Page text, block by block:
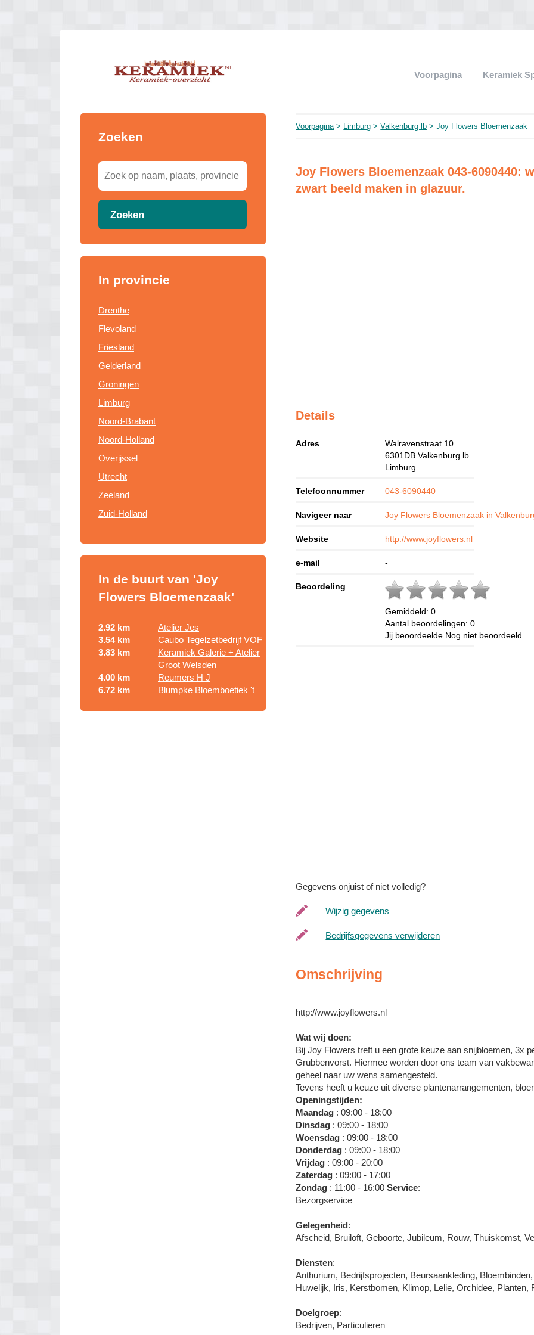
Voorpagina Keramiek
Zoeken
Zoeken
In provincie
Drenthe
Flevoland
Friesland
Gelderland
Groningen
Limburg
Noord-Brabant
Noord-Holland
Overijssel
Utrecht
Zeeland
Zuid-Holland
In de buurt van 'Joy
Flowers Bloemenzaak'
2.92 km
Atelier Jes
3.54 km
Caubo Tegelzetbedrijf VOF
3.83 km
Keramiek Galerie + Atelier
Groot Welsden
4.00 km
Reumers H J
6.72 km
Blumpke Bloemboetiek 't
Voorpagina> Limburg >Valkenburg lb > Joy Flowers Bloemenzaak
Joy Flowers Bloemenzaak 043-6090440:
zwart beeld maken in glazuur.
Details
Adres
Walravenstraat 10
6301DB Valkenburg lb
Limburg
Telefoonnummer 043-6090440
Navigeer naar Joy Flowers Bloemenzaak in
Website http://www.joyflowers.nl
e-mail -
Beoordeling
Gemiddeld:0
Aantal beoordelingen:0
Jij beoordeelde Nog niet beoordeeld
Gegevens onjuist of niet volledig?
Wijzig gegevens
Bedrijfsgegevens verwijderen
Omschrijving
http://www.joyflowers.nl
Wat wij doen:
Bij Joy Flowers treft u een grote keuze aan snijbloemen, 3x
Grubbenvorst. Hiermee worden door ons team van
geheel naar uw wens samengesteld.
Tevens heeft u keuze uit diverse plantenarrangementen,
Openingstijden:
Maandag : 09:00 - 18:00
Dinsdag : 09:00 - 18:00
Woensdag : 09:00 - 18:00
Donderdag : 09:00 - 18:00
Vrijdag : 09:00 - 20:00
Zaterdag : 09:00 - 17:00
Zondag : 11:00 - 16:00Service:
Bezorgservice
Gelegenheid:
Afscheid, Bruiloft, Geboorte, Jubileum, Rouw, Thuiskomst,
Diensten:
Anthurium, Bedrijfsprojecten, Beursaankleding,
Huwelijk, Iris, Kerstbomen, Klimop, Lelie, Orchidee, Planten,
Doelgroep:
Bedrijven, Particulieren